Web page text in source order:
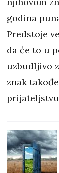
njihovom
godina
Predstoje
da će to u
uzbudljivo
znak